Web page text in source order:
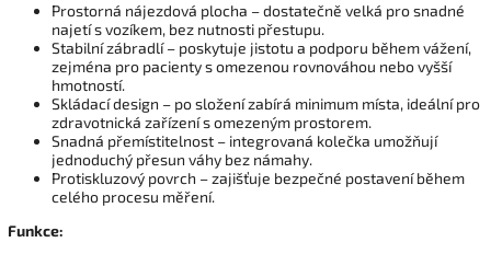
Prostorná nájezdová plocha – dostatečně velká pro snadné
najetí s vozíkem, bez nutnosti přestupu.
Stabilní zábradlí – poskytuje jistotu a podporu během vážení,
zejména pro pacienty s omezenou rovnováhou nebo vyšší
hmotností.
Skládací design – po složení zabírá minimum místa, ideální pro
zdravotnická zařízení s omezeným prostorem.
Snadná přemístitelnost – integrovaná kolečka umožňují
jednoduchý přesun váhy bez námahy.
Protiskluzový povrch – zajišťuje bezpečné postavení během
celého procesu měření.
Funkce: